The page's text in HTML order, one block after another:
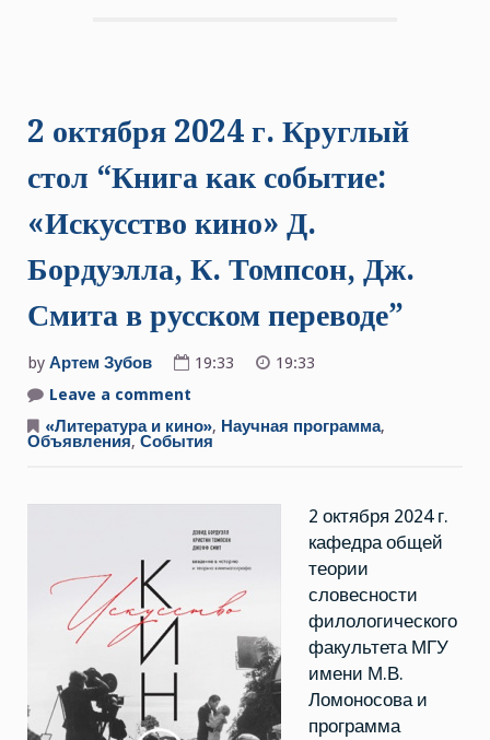
2 октября 2024 г. Круглый
стол “Книга как событие:
«Искусство кино» Д.
Бордуэлла, К. Томпсон, Дж.
Смита в русском переводе”
by Артем Зубов 19:33
19:33
Leave a comment
октября
2024
“Книга
событие:
«Искусство
кино»
Д.
Бордуэлла,
К.
Смита
русском
переводе”
«Литература и кино», Научная программа,
Объявления, События
2 октября 2024 г.
кафедра общей
теории
словесности
филологического
факультета МГУ
имени М.В.
Ломоносова и
программа